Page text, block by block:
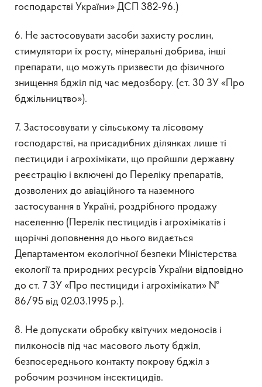
господарстві України» ДСП 382-96.)
6. Не застосовувати засоби захисту рослин,
стимулятори їх росту, мінеральні добрива, інші
препарати, що можуть призвести до фізичного
знищення бджіл під час медозбору. (ст. 30 ЗУ «Про
бджільництво»).
7. Застосовувати у сільському та лісовому
господарстві, на присадибних ділянках лише ті
пестициди i агрохімікати, що пройшли державну
реєстрацію і включені до Переліку препаратів,
дозволених до авіаційного та наземного
застосування в Україні, роздрібного продажу
населенню (Перелік пестицидів і агрохімікатів і
щорічні доповнення до нього видається
Департаментом екологічної безпеки Міністерства
екології та природних ресурсів України відповідно
до ст. 7 ЗУ «Про пестициди і агрохімікати» №
86/95 від 02.03.1995 р.).
8. Не допускати обробку квітучих медоносів і
пилконосів під час масового льоту бджіл,
безпосереднього контакту покрову бджіл з
робочим розчином інсектицидів.